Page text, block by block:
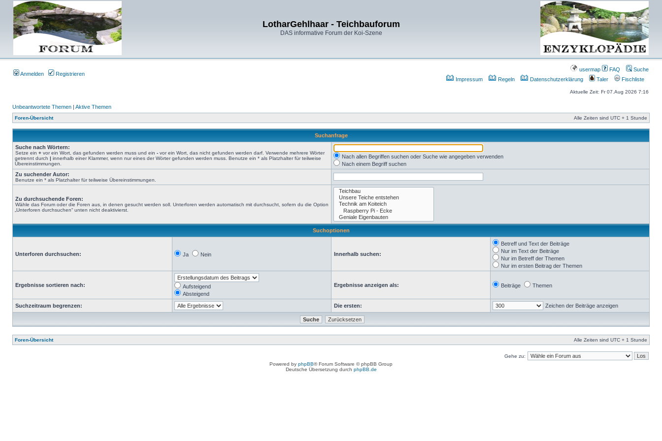
LotharGehlhaar - Teichbauforum
DAS informative Forum der Koi-Szene
Anmelden Registrieren
usermap FAQ
Suche
Impressum
Regeln Datenschutzerklärung Taler Fischliste
Aktuelle Zeit: Fr 07.Aug 2026 7:16
Unbeantwortete Themen | Aktive Themen
Foren-Übersicht Alle Zeiten sind UTC + 1 Stunde
Suchanfrage
Suche nach Wörtern:
Setze ein + vor ein Wort, das gefunden werden muss und ein - vor ein Wort, das nicht gefunden werden darf. Verwende mehrere Wörter
getrennt durch | innerhalb einer Klammer, wenn nur eines der Wörter gefunden werden muss. Benutze ein * als Platzhalter für teilweise
Übereinstimmungen.
Nach allen Begriffen suchen oder Suche wie angegeben verwenden
Nach einem Begriff suchen
Zu suchender Autor:
Benutze ein * als Platzhalter für teilweise Übereinstimmungen.
Zu durchsuchende Foren:
Wähle das Forum oder die Foren aus, in denen gesucht werden soll. Unterforen werden automatisch mit durchsucht, sofern du die Option
„Unterforen durchsuchen“ unten nicht deaktivierst.
Suchoptionen
Unterforen durchsuchen: Ja Nein Innerhalb suchen:
Betreff und Text der Beiträge
Nur im Text der Beiträge
Nur im Betreff der Themen
Nur im ersten Beitrag der Themen
Ergebnisse sortieren nach:
Aufsteigend
Absteigend
Ergebnisse anzeigen als: Beiträge Themen
Suchzeitraum begrenzen: Die ersten: Zeichen der Beiträge anzeigen
Foren-Übersicht Alle Zeiten sind UTC + 1 Stunde
Gehe zu:
Powered by phpBB® Forum Software © phpBB Group
Deutsche Übersetzung durch phpBB.de